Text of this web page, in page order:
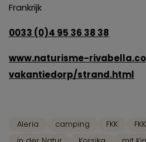
Frankrijk
0033 (0)4 95 36 38 38
www.naturisme-
vakantiedorp/strand.html
Aleria camping FKK